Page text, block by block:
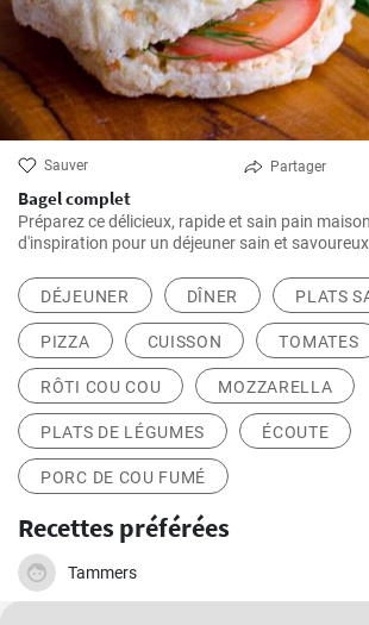
Sauver Partager
Bagel complet
Préparez ce délicieux, rapide et sain pain
d'inspiration pour un déjeuner sain et
DÉJEUNER DÎNER PLATS
PIZZA CUISSON TOMATES
RÔTI COU COU MOZZARELLA
PLATS DE LÉGUMES ÉCOUTE
PORC DE COU FUMÉ
Recettes préférées
Tammers